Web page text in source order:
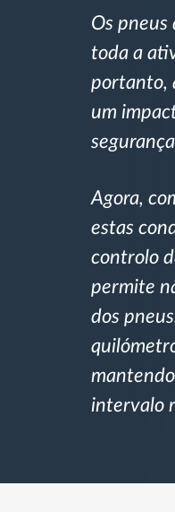
Gestão
Ver
Os pneus
toda a
portanto,
um
Agora,
estas
controlo
permite
dos
intervalo